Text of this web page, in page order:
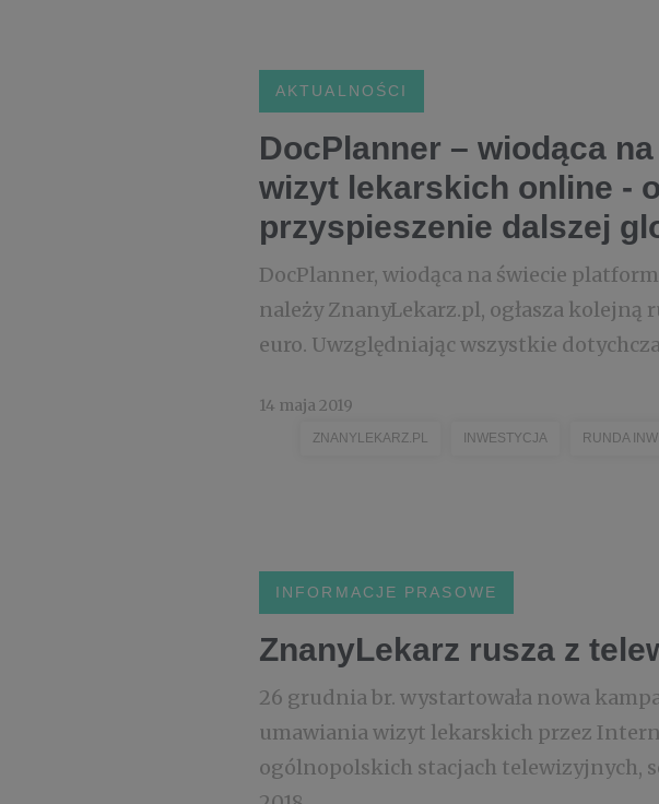
AKTUALNOŚCI
DocPlanner – wiodąca
wizyt lekarskich online -
przyspieszenie dalszej
DocPlanner, wiodąca na świecie
należy ZnanyLekarz.pl, ogłasza
euro. Uwzględniając wszystkie
14 maja 2019
ZNANYLEKARZ.PL INWESTYCJA RUNDA
INFORMACJE PRASOWE
ZnanyLekarz rusza z
26 grudnia br. wystartowała nowa
umawiania wizyt lekarskich przez
ogólnopolskich stacjach telewizyjnych,